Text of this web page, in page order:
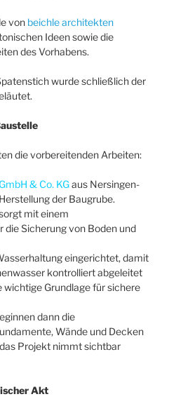
von beichle architekten
Ideen sowie die
des Vorhabens.
wurde schließlich der
die vorbereitenden Arbeiten:
& Co. KGaus Nersingen-
der Baugrube.
mit einem
die Sicherung von Boden und
eingerichtet, damit
kontrolliert abgeleitet
wichtige Grundlage für sichere
dann die
Wände und Decken
Projekt nimmt sichtbar
Akt